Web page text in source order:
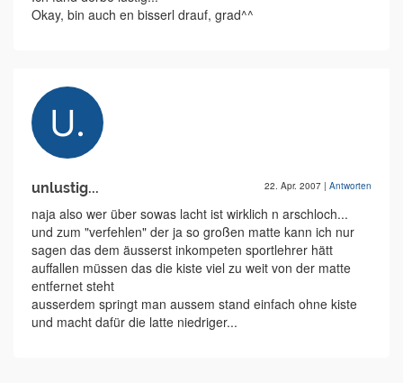
Okay, bin auch en bisserl drauf, grad^^
unlustig... 22. Apr. 2007 | Antworten
naja also wer über sowas lacht ist wirklich n arschloch...
und zum "verfehlen" der ja so großen matte kann ich nur
sagen das dem äusserst inkompeten sportlehrer hätt
auffallen müssen das die kiste viel zu weit von der matte
entfernet steht
ausserdem springt man aussem stand einfach ohne kiste
und macht dafür die latte niedriger...